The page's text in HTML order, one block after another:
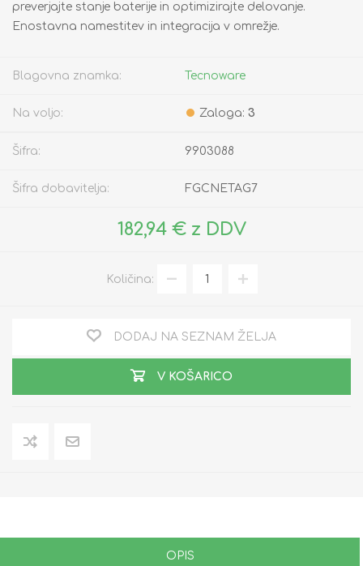
preverjajte stanje baterije in optimizirajte delovanje.
Enostavna namestitev in integracija v omrežje.
Blagovna znamka: Tecnoware
Na voljo: Zaloga: 3
Šifra: 9903088
Šifra dobavitelja: FGCNETAG7
182,94 € z DDV
Količina:
DODAJ NA SEZNAM ŽELJA
V KOŠARICO
OPIS